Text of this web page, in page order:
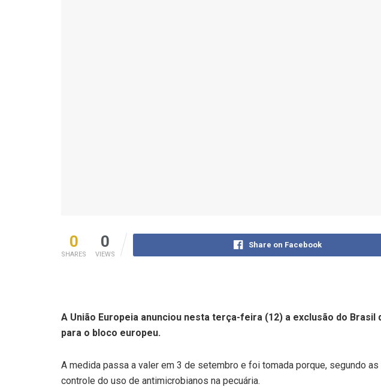
0
SHARES
0
VIEWS
Share on Facebook
A União Europeia anunciou nesta terça-feira (12) a exclusão do
para o bloco europeu.
A medida passa a valer em 3 de setembro e foi tomada porque, segundo
controle do uso de antimicrobianos na pecuária.